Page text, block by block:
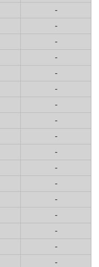
-
-
-
-
-
-
-
-
-
-
-
-
-
-
-
-
-